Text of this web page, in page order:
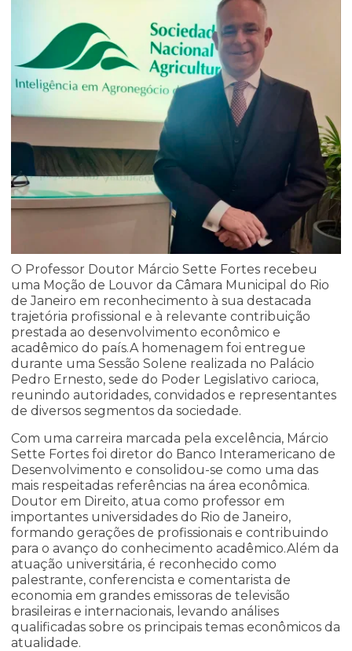
O Professor Doutor Márcio Sette Fortes recebeu
uma Moção de Louvor da Câmara Municipal do Rio
de Janeiro em reconhecimento à sua destacada
trajetória profissional e à relevante contribuição
prestada ao desenvolvimento econômico e
acadêmico do país.A homenagem foi entregue
durante uma Sessão Solene realizada no Palácio
Pedro Ernesto, sede do Poder Legislativo carioca,
reunindo autoridades, convidados e representantes
de diversos segmentos da sociedade.
Com uma carreira marcada pela excelência, Márcio
Sette Fortes foi diretor do Banco Interamericano de
Desenvolvimento e consolidou-se como uma das
mais respeitadas referências na área econômica.
Doutor em Direito, atua como professor em
importantes universidades do Rio de Janeiro,
formando gerações de profissionais e contribuindo
para o avanço do conhecimento acadêmico.Além da
atuação universitária, é reconhecido como
palestrante, conferencista e comentarista de
economia em grandes emissoras de televisão
brasileiras e internacionais, levando análises
qualificadas sobre os principais temas econômicos da
atualidade.